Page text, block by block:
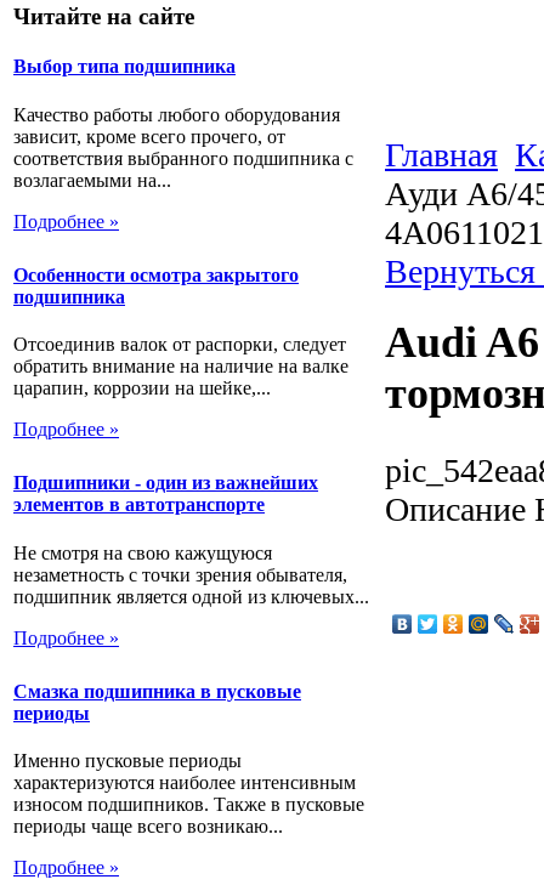
Читайте на сайте
Выбор типа подшипника
Качество работы любого оборудования
зависит, кроме всего прочего, от
соответствия выбранного подшипника с
возлагаемыми на...
Подробнее »
Особенности осмотра закрытого
подшипника
Отсоединив валок от распорки, следует
обратить внимание на наличие на валке
царапин, коррозии на шейке,...
Подробнее »
Подшипники - один из важнейших
элементов в автотранспорте
Не смотря на свою кажущуюся
незаметность с точки зрения обывателя,
подшипник является одной из ключевых...
Подробнее »
Смазка подшипника в пусковые
периоды
Именно пусковые периоды
характеризуются наиболее интенсивным
износом подшипников. Также в пусковые
периоды чаще всего возникаю...
Подробнее »
Главная
Ауди А6/
Audi
Описание